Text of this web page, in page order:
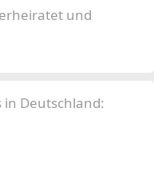
und
in Deutschland: